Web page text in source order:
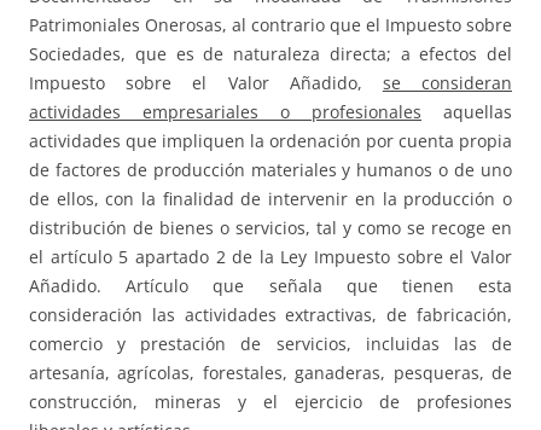
Patrimoniales Onerosas, al contrario que el Impuesto sobre
Sociedades, que es de naturaleza directa; a efectos del
Impuesto sobre el Valor Añadido, se consideran
actividades empresariales o profesionales aquellas
actividades que impliquen la ordenación por cuenta propia
de factores de producción materiales y humanos o de uno
de ellos, con la finalidad de intervenir en la producción o
distribución de bienes o servicios, tal y como se recoge en
el artículo 5 apartado 2 de la Ley Impuesto sobre el Valor
Añadido. Artículo que señala que tienen esta
consideración las actividades extractivas, de fabricación,
comercio y prestación de servicios, incluidas las de
artesanía, agrícolas, forestales, ganaderas, pesqueras, de
construcción, mineras y el ejercicio de profesiones